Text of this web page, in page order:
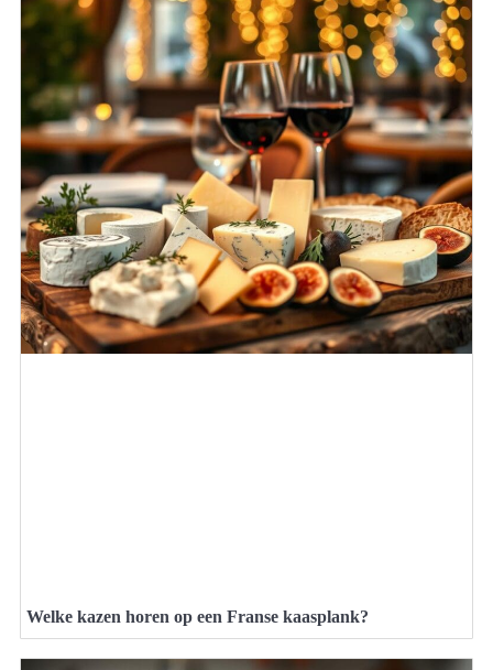
Welke kazen horen op een Franse kaasplank?